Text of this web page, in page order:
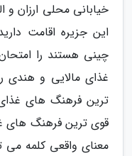
خیابانی محلی ارزان و
این جزیره اقامت
چینی هستند را
غذای مالایی و هندی
ترین فرهنگ های
قوی ترین فرهنگ های
معنای واقعی کلمه می